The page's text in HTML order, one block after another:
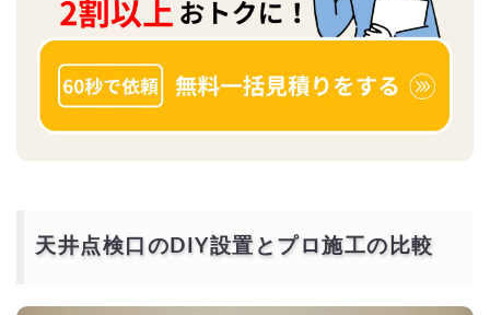
天井点検口のDIY設置とプロ施工の比較